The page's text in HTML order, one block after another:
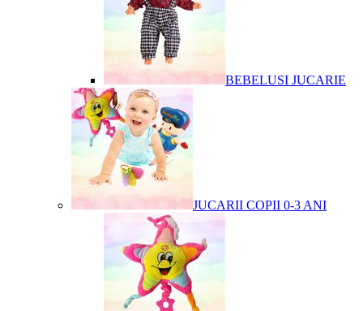
BEBELUSI JUCARIE
JUCARII COPII 0-3 ANI